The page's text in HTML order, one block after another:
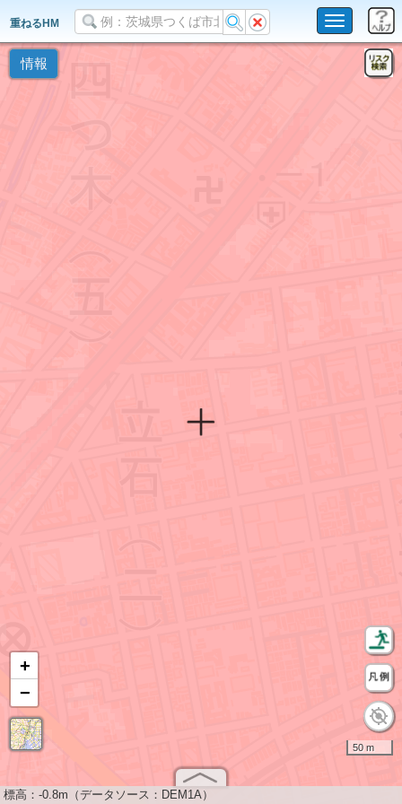
Toggle
navigation
重ねるHM
情報
+
−
50 m
標高： -0.8m（データソース：DEM1A）